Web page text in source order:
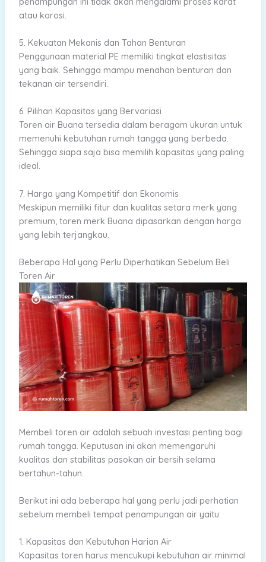
atau korosi.
5. Kekuatan Mekanis dan Tahan Benturan
Penggunaan material PE memiliki tingkat elastisitas
yang baik. Sehingga mampu menahan benturan dan
tekanan air tersendiri.
6. Pilihan Kapasitas yang Bervariasi
Toren air Buana tersedia dalam beragam ukuran untuk
memenuhi kebutuhan rumah tangga yang berbeda.
Sehingga siapa saja bisa memilih kapasitas yang paling
ideal.
7. Harga yang Kompetitif dan Ekonomis
Meskipun memiliki fitur dan kualitas setara merk yang
premium, toren merk Buana dipasarkan dengan harga
yang lebih terjangkau.
Beberapa Hal yang Perlu Diperhatikan Sebelum Beli
Toren Air
Membeli toren air adalah sebuah investasi penting bagi
rumah tangga. Keputusan ini akan memengaruhi
kualitas dan stabilitas pasokan air bersih selama
bertahun-tahun.
Berikut ini ada beberapa hal yang perlu jadi perhatian
sebelum membeli tempat penampungan air yaitu:
1. Kapasitas dan Kebutuhan Harian Air
Kapasitas toren harus mencukupi kebutuhan air minimal